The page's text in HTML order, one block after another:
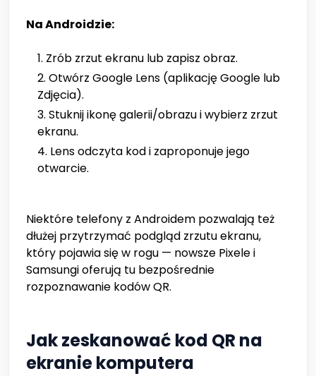
Na Androidzie:
Zrób zrzut ekranu lub zapisz obraz.
Otwórz Google Lens (aplikację Google lub
Zdjęcia).
Stuknij ikonę galerii/obrazu i wybierz zrzut
ekranu.
Lens odczyta kod i zaproponuje jego
otwarcie.
Niektóre telefony z Androidem pozwalają też
dłużej przytrzymać podgląd zrzutu ekranu,
który pojawia się w rogu — nowsze Pixele i
Samsungi oferują tu bezpośrednie
rozpoznawanie kodów QR.
Jak zeskanować kod QR na
ekranie komputera